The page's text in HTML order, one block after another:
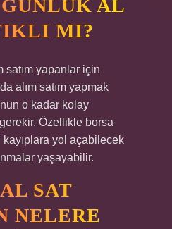
AL
MI?
satım yapanlar için
alım satım yapmak
o kadar kolay
Özellikle borsa
kayıplara yol açabilecek
yaşayabilir.
SAT
NELERE